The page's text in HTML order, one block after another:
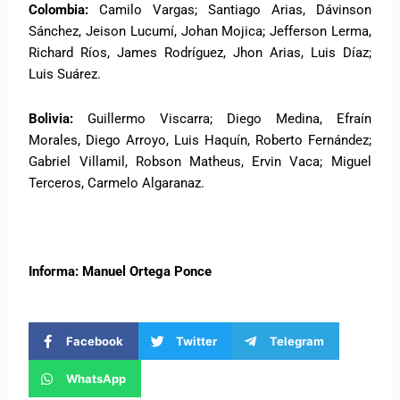
Colombia: Camilo Vargas; Santiago Arias, Dávinson
Sánchez, Jeison Lucumí, Johan Mojica; Jefferson Lerma,
Richard Ríos, James Rodríguez, Jhon Arias, Luis Díaz;
Luis Suárez.
Bolivia:Guillermo Viscarra; Diego Medina, Efraín
Morales, Diego Arroyo, Luis Haquín, Roberto Fernández;
Gabriel Villamil, Robson Matheus, Ervin Vaca; Miguel
Terceros, Carmelo Algaranaz.
Informa: Manuel Ortega Ponce
Facebook Twitter Telegram
WhatsApp